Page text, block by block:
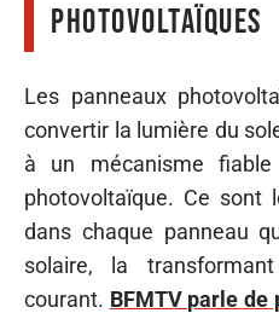
photovoltaïques
Les panneaux
convertir la lumière du
à un mécanisme
photovoltaïque. Ce sont
dans chaque panneau
solaire, la
courant. BFMTV parle de